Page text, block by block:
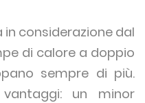
considerazione dal
di calore a doppio
sempre di più.
un minor